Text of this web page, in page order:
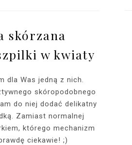
BIRTHDAY! FEELING
ME THAN EVER :)
2025 - THE
PHOTOS ON
SWETER Z DEKOLTEM,
I CZARNE
SIĘ Z WAMI PODZIELIĆ
FALBANAMI,
I SZPILKI +
PRAGNĘ SIĘ
OBLICZE LUWRU:
MONA LISA STAŁA
WENUS Z MILO?
WIZYTA W
W POZNAŃSKIEJ
FRYZJERSKIEJ CUT
JAKIEGO
CZYM
WŁOSY?
skórzana
w kwiaty
dla Was jedną z nich.
skóropodobnego
do niej dodać delikatny
Zamiast normalnej
którego mechanizm
ciekawie! ;)